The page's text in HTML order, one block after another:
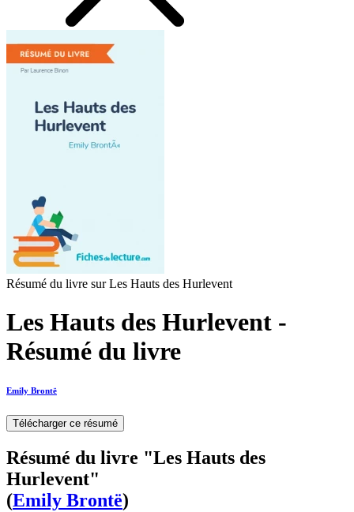
Résumé du livre sur Les Hauts des Hurlevent
Les Hauts des Hurlevent -
Résumé du livre
Emily Brontë
Télécharger ce résumé
Résumé du livre "Les Hauts des
Hurlevent"
(Emily Brontë)